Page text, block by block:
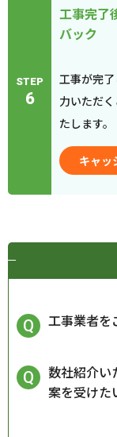
STEP
6
工事完了
バック
工事が完
力いただ
たします。
キャッ
工事業者を
数社紹介い
案を受けた